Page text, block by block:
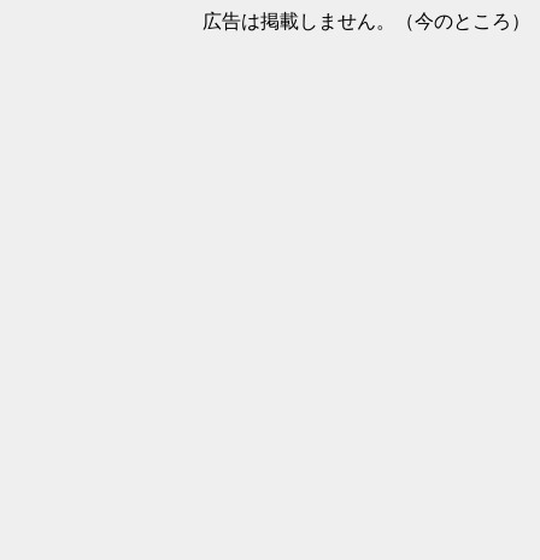
広告は掲載しません。（今のところ）